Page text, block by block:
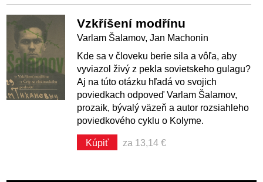
Vzkříšení modřínu
Varlam Šalamov, Jan Machonin
Kde sa v človeku berie sila a vôľa, aby
vyviazol živý z pekla sovietskeho gulagu?
Aj na túto otázku hľadá vo svojich
poviedkach odpoveď Varlam Šalamov,
prozaik, bývalý väzeň a autor rozsiahleho
poviedkového cyklu o Kolyme.
Kúpiť za 13,14 €